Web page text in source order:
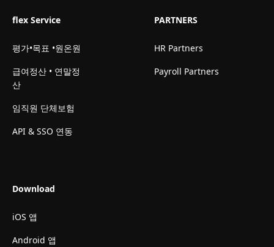
flex Service
평가•목표 •원온원
급여정산 • 연말정
산
임직원 단체보험
API & SSO 연동
PARTNERS
HR Partners
Payroll Partners
Download
iOS 앱
Android 앱